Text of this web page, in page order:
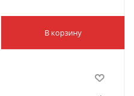
В корзину